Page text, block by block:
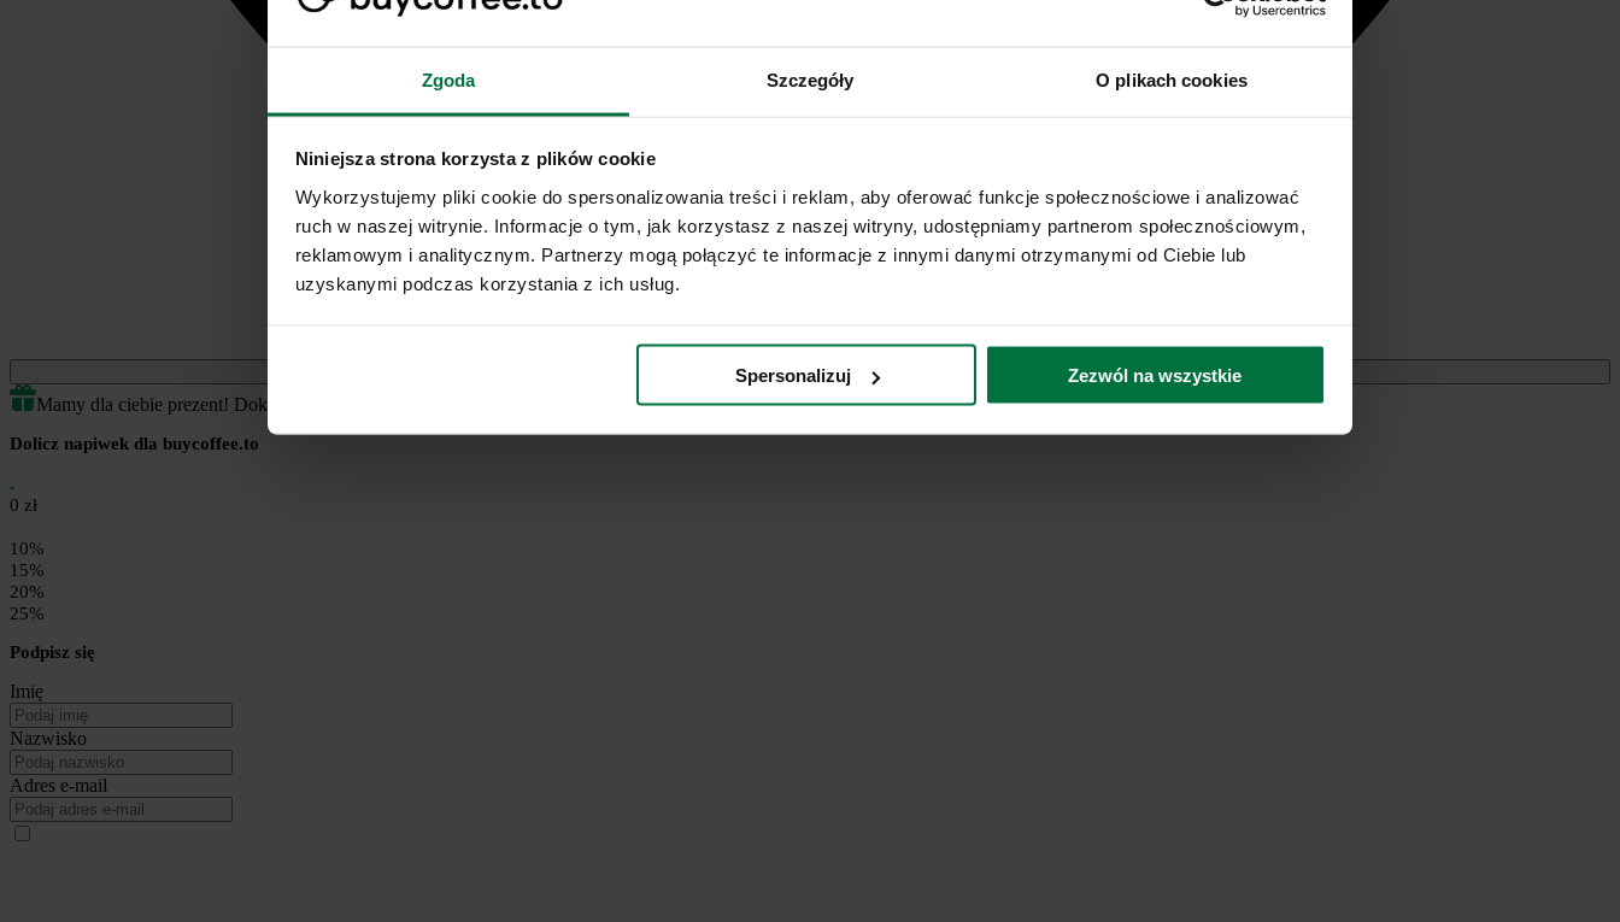
Zgoda Szczegóły O plikach cookies
Niniejsza strona korzysta z plików cookie
Wykorzystujemy pliki cookie do spersonalizowania treści i reklam, aby oferować funkcje społecznościowe i analizować
ruch w naszej witrynie. Informacje o tym, jak korzystasz z naszej witryny, udostępniamy partnerom społecznościowym,
reklamowym i analitycznym. Partnerzy mogą połączyć te informacje z innymi danymi otrzymanymi od Ciebie lub
uzyskanymi podczas korzystania z ich usług.
Spersonalizuj Zezwól na wszystkie
Miesięczne
Mamy dla ciebie prezent! Dokończ transakcję by odblokować.
Dolicz napiwek dla buycoffee.to
0 zł
10%
15%
20%
25%
Podpisz się
Imię
Nazwisko
Adres e-mail